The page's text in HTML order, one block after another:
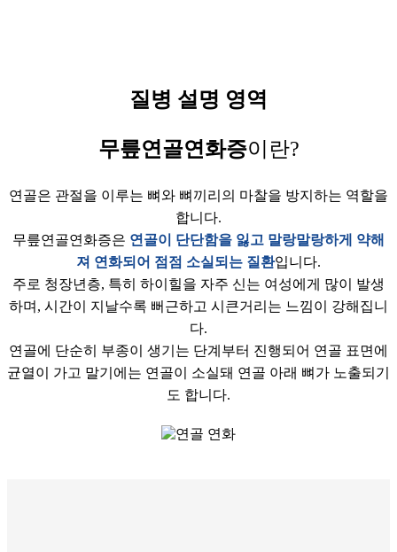
질병 설명 영역
무릎연골연화증이란?
연골은 관절을 이루는 뼈와 뼈끼리의 마찰을 방지하는 역할을
합니다.
무릎연골연화증은 연골이 단단함을 잃고 말랑말랑하게 약해
져 연화되어 점점 소실되는 질환입니다.
주로 청장년층, 특히 하이힐을 자주 신는 여성에게 많이 발생
하며, 시간이 지날수록 뻐근하고 시큰거리는 느낌이 강해집니
다.
연골에 단순히 부종이 생기는 단계부터 진행되어 연골 표면에
균열이 가고 말기에는 연골이 소실돼 연골 아래 뼈가 노출되기
도 합니다.